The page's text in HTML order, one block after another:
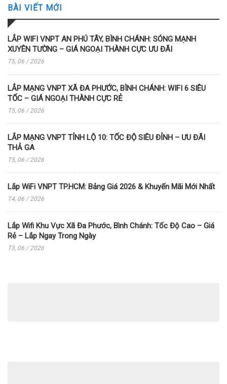
BÀI VIẾT MỚI
LẮP WIFI VNPT AN PHÚ TÂY, BÌNH CHÁNH: SÓNG MẠNH
XUYÊN TƯỜNG – GIÁ NGOẠI THÀNH CỰC ƯU ĐÃI
T5, 06 / 2026
LẮP MẠNG VNPT XÃ ĐA PHƯỚC, BÌNH CHÁNH: WIFI 6 SIÊU
TỐC – GIÁ NGOẠI THÀNH CỰC RẺ
T5, 06 / 2026
LẮP MẠNG VNPT TỈNH LỘ 10: TỐC ĐỘ SIÊU ĐỈNH – ƯU ĐÃI
THẢ GA
T5, 06 / 2026
Lắp WiFi VNPT TP.HCM: Bảng Giá 2026 & Khuyến Mãi Mới Nhất
T4, 06 / 2026
Lắp Wifi Khu Vực Xã Đa Phước, Bình Chánh: Tốc Độ Cao – Giá
Rẻ – Lắp Ngay Trong Ngày
T3, 06 / 2026